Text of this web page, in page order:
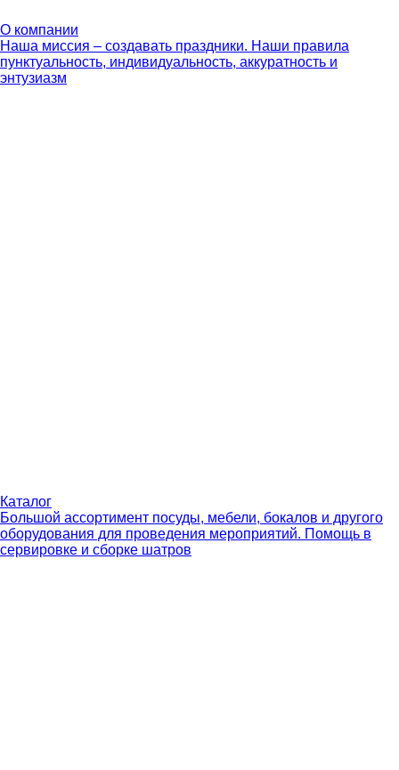
О компании
Наша миссия – создавать праздники. Наши правила
пунктуальность, индивидуальность, аккуратность и
энтузиазм
Каталог
Большой ассортимент посуды, мебели, бокалов и другого
оборудования для проведения мероприятий. Помощь в
сервировке и сборке шатров